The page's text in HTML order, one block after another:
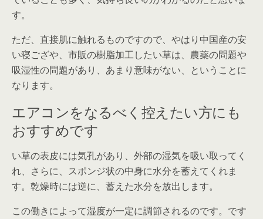
す。
ただ、直接肌に触れるものですので、やはり中国産の安
い寝ござや、市販の樹脂加工したい草は、農薬の問題や
吸湿性の問題があり、あまり意味がない、ということに
なります。
エアコンをなるべく控えたい方にも
おすすめです
い草の表皮には気孔があり、外部の湿気を吸い取ってく
れ、さらに、スポンジ状の中身に水分を蓄えてくれま
す。乾燥時には逆に、蓄えた水分を放出します。
この働きによって湿度が一定に調節されるのです。です